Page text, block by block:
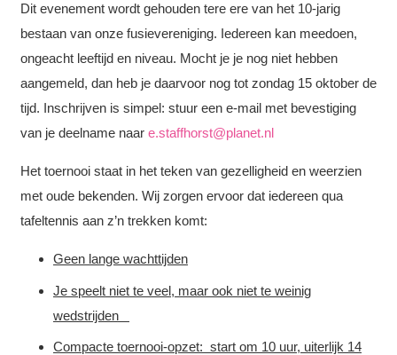
Dit evenement wordt gehouden tere ere van het 10-jarig
bestaan van onze fusievereniging. Iedereen kan meedoen,
ongeacht leeftijd en niveau. Mocht je je nog niet hebben
aangemeld, dan heb je daarvoor nog tot zondag 15 oktober de
tijd. Inschrijven is simpel: stuur een e-mail met bevestiging
van je deelname naar e.staffhorst@planet.nl
Het toernooi staat in het teken van gezelligheid en weerzien
met oude bekenden. Wij zorgen ervoor dat iedereen qua
tafeltennis aan z’n trekken komt:
Geen lange wachttijden
Je speelt niet te veel, maar ook niet te weinig
wedstrijden
Compacte toernooi-opzet: start om 10 uur, uiterlijk 14